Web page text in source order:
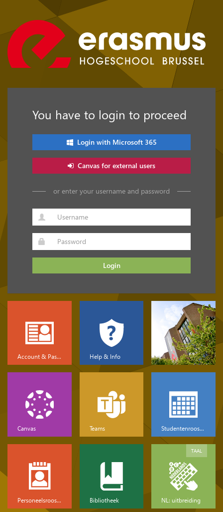
You have to login to proceed
Login with Microsoft 365
Canvas for external users
or enter your username and password
Login
Account & Password Help & Info
Canvas Teams Studentenrooster
Personeelsrooster Bibliotheek NL: uitbreiding
TAAL